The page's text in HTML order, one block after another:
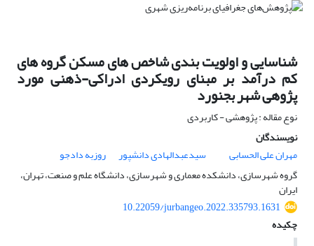
شناسایی و اولویت بندی شاخص های مسکن گروه های
کم درآمد بر مبنای رویکردی ادراکی-ذهنی مورد
پژوهی شهر بجنورد
نوع مقاله : پژوهشی - کاربردی
نویسندگان
مهران علی الحسابی
سیدعبدالهادی دانشپور
روزبه دادجو
گروه شهرسازی، دانشکده معماری و شهرسازی، دانشگاه علم و صنعت، تهران،
ایران
10.22059/jurbangeo.2022.335793.1631
چکیده